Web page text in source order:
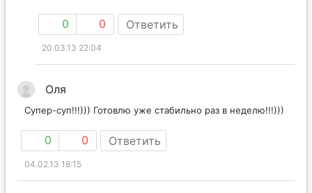
0 0 Ответить
20.03.13 22:04
Оля
Супер-суп!!!))) Готовлю уже стабильно раз в неделю!!!)))
0 0 Ответить
04.02.13 18:15